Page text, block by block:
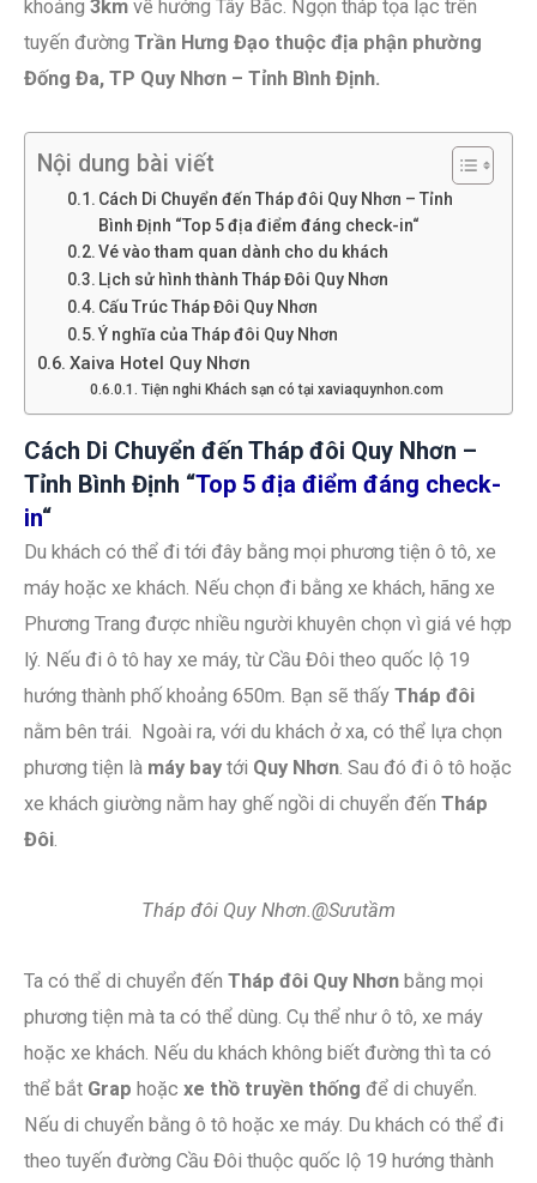
khoảng 3km về hướng Tây Bắc. Ngọn tháp tọa lạc trên
tuyến đường Trần Hưng Đạo thuộc địa phận phường
Đống Đa, TP Quy Nhơn – Tỉnh Bình Định.
Nội dung bài viết
Cách Di Chuyển đến Tháp đôi Quy Nhơn – Tỉnh
Bình Định “Top 5 địa điểm đáng check-in“
Vé vào tham quan dành cho du khách
Lịch sử hình thành Tháp Đôi Quy Nhơn
Cấu Trúc Tháp Đôi Quy Nhơn
Ý nghĩa của Tháp đôi Quy Nhơn
Xaiva Hotel Quy Nhơn
Tiện nghi Khách sạn có tại xaviaquynhon.com
Cách Di Chuyển đến Tháp đôi Quy Nhơn –
Tỉnh Bình Định “Top 5 địa điểm đáng check-
in“
Du khách có thể đi tới đây bằng mọi phương tiện ô tô, xe
máy hoặc xe khách. Nếu chọn đi bằng xe khách, hãng xe
Phương Trang được nhiều người khuyên chọn vì giá vé hợp
lý. Nếu đi ô tô hay xe máy, từ Cầu Đôi theo quốc lộ 19
hướng thành phố khoảng 650m. Bạn sẽ thấy Tháp đôi
nằm bên trái. Ngoài ra, với du khách ở xa, có thể lựa chọn
phương tiện là máy bay tới Quy Nhơn. Sau đó đi ô tô hoặc
xe khách giường nằm hay ghế ngồi di chuyển đến Tháp
Đôi.
Tháp đôi Quy Nhơn.@Sưutầm
Ta có thể di chuyển đến Tháp đôi Quy Nhơn bằng mọi
phương tiện mà ta có thể dùng. Cụ thể như ô tô, xe máy
hoặc xe khách. Nếu du khách không biết đường thì ta có
thể bắt Grap hoặc xe thồ truyền thống để di chuyển.
Nếu di chuyển bằng ô tô hoặc xe máy. Du khách có thể đi
theo tuyến đường Cầu Đôi thuộc quốc lộ 19 hướng thành